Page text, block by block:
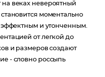
веках невероятный
моментально
и утонченным.
от легкой до
и размеров создают
- словно россыпь